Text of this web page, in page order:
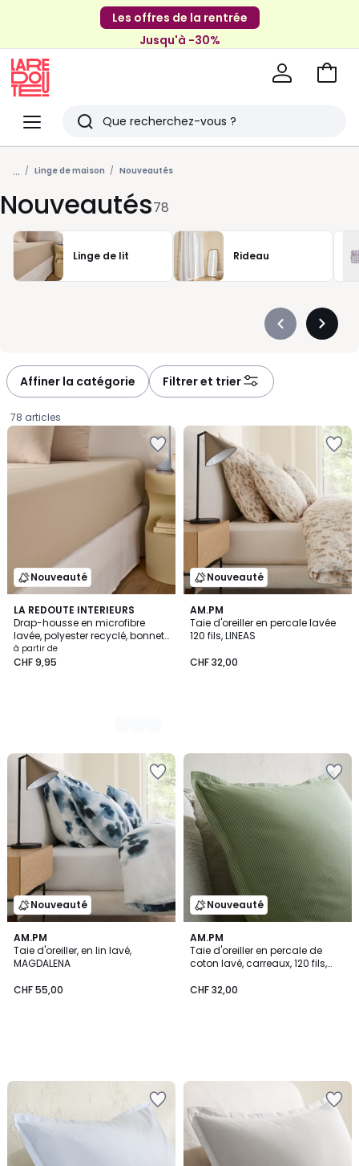
Les offres de la rentrée
Jusqu'à -30%
Menu
Redoute
Rechercher
Derniers
articles
vus
Aller
... Linge de maison Nouveautés
Nouveautés78
Linge de lit Rideau
Précédent
Affiner la catégorie Filtrer et trier
78 articles
Nouveauté
LA REDOUTE INTERIEURS
Drap-housse en microfibre
lavée, polyester recyclé, bonnet
30 cm
Prix
à
à partir de
CHF 9,95
3
Couleurs
Nouveauté
AM.PM
Taie d'oreiller en percale lavée
120 fils, LINEAS
CHF 32,00
Nouveauté
AM.PM
Taie d'oreiller, en lin lavé,
MAGDALENA
CHF 55,00
Nouveauté
AM.PM
Taie d'oreiller en percale de
coton lavé, carreaux, 120 fils,
CHF 32,00